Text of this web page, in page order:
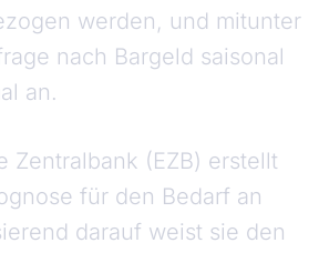
werden, und mitunter
nach Bargeld saisonal
an.
Zentralbank (EZB) erstellt
für den Bedarf an
darauf weist sie den